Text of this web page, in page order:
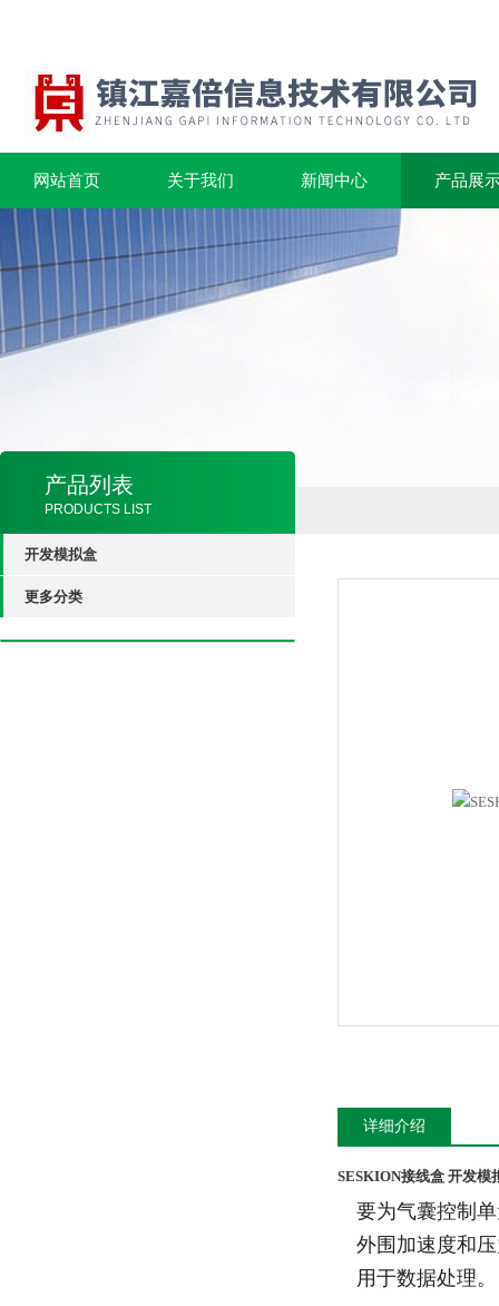
网站首页 关于我们 新闻中心 产品展
产品列表
PRODUCTS LIST
开发模拟盒
更多分类
详细介绍
SESKION接线盒 开发模
要为气囊控制
外围加速度和
用于数据处理。